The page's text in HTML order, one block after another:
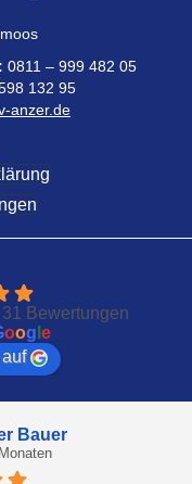
0811 – 999 482 05
132 95
anzer.de
Bewertungen
oog e
Bauer